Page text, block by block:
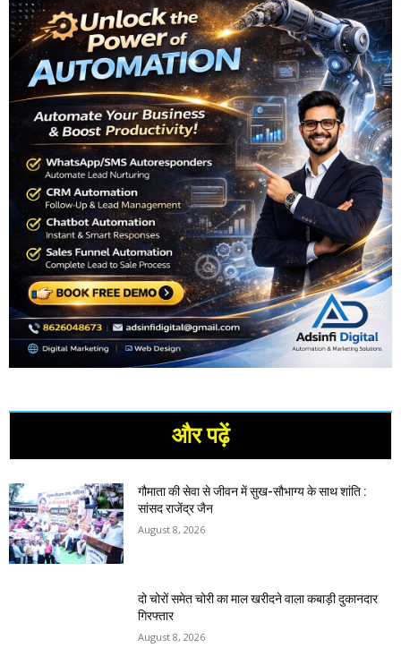
और पढ़ें
गौमाता की सेवा से जीवन में सुख-सौभाग्य के साथ शांति :
सांसद राजेंद्र जैन
August 8, 2026
दो चोरों समेत चोरी का माल खरीदने वाला कबाड़ी दुकानदार
गिरफ्तार
August 8, 2026